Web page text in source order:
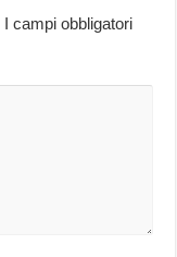
I campi obbligatori